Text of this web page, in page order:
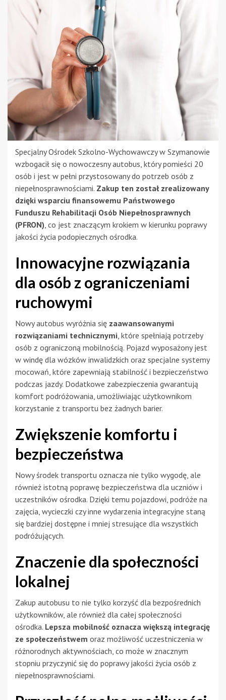
Specjalny Ośrodek Szkolno-Wychowawczy w Szymanowie
wzbogacił się o nowoczesny autobus, który pomieści 20
osób i jest w pełni przystosowany do potrzeb osób z
niepełnosprawnościami. Zakup ten został zrealizowany
dzięki wsparciu finansowemu Państwowego
Funduszu Rehabilitacji Osób Niepełnosprawnych
(PFRON) , co jest znaczącym krokiem w kierunku poprawy
jakości życia podopiecznych ośrodka.
Innowacyjne rozwiązania
dla osób z ograniczeniami
ruchowymi
Nowy autobus wyróżnia się zaawansowanymi
rozwiązaniami technicznymi , które spełniają potrzeby
osób z ograniczoną mobilnością. Pojazd wyposażony jest
w windę dla wózków inwalidzkich oraz specjalne systemy
mocowań, które zapewniają stabilność i bezpieczeństwo
podczas jazdy. Dodatkowe zabezpieczenia gwarantują
komfort podróżowania, umożliwiając użytkownikom
korzystanie z transportu bez żadnych barier.
Zwiększenie komfortu i
bezpieczeństwa
Nowy środek transportu oznacza nie tylko wygodę, ale
również istotną poprawę bezpieczeństwa dla uczniów i
uczestników ośrodka. Dzięki temu pojazdowi, podróże na
zajęcia, wycieczki czy inne wydarzenia integracyjne staną
się bardziej dostępne i mniej stresujące dla wszystkich
podróżujących.
Znaczenie dla społeczności
lokalnej
Zakup autobusu to nie tylko korzyść dla bezpośrednich
użytkowników, ale również dla całej społeczności
ośrodka. Lepsza mobilność oznacza większą integrację
ze społeczeństwem oraz możliwość uczestniczenia w
różnorodnych aktywnościach, co może w znacznym
stopniu przyczynić się do poprawy jakości życia osób z
niepełnosprawnościami.